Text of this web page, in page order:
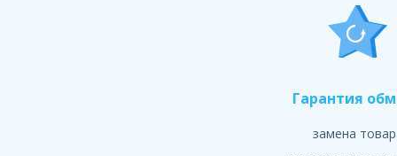
Гарантия
замена